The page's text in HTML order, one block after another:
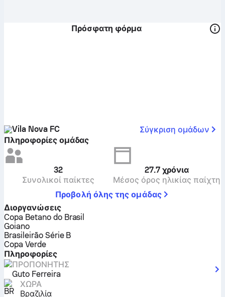
Πρόσφατη φόρμα
Vila Nova FC
Σύγκριση ομάδων
Πληροφορίες ομάδας
32
Συνολικοί παίκτες
27.7 χρόνια
Μέσος όρος ηλικίας παίχτη
Προβολή όλης της ομάδας
Διοργανώσεις
Copa Betano do Brasil
Goiano
Brasileirão Série B
Copa Verde
Πληροφορίες
ΠΡΟΠΟΝΗΤΉΣ
Guto Ferreira
ΧΏΡΑ
Βραζιλία